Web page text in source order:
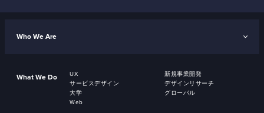
Who We Are
What We Do UX
新規事業開発
サービスデザイン
デザインリサーチ
大学
グローバル
Web